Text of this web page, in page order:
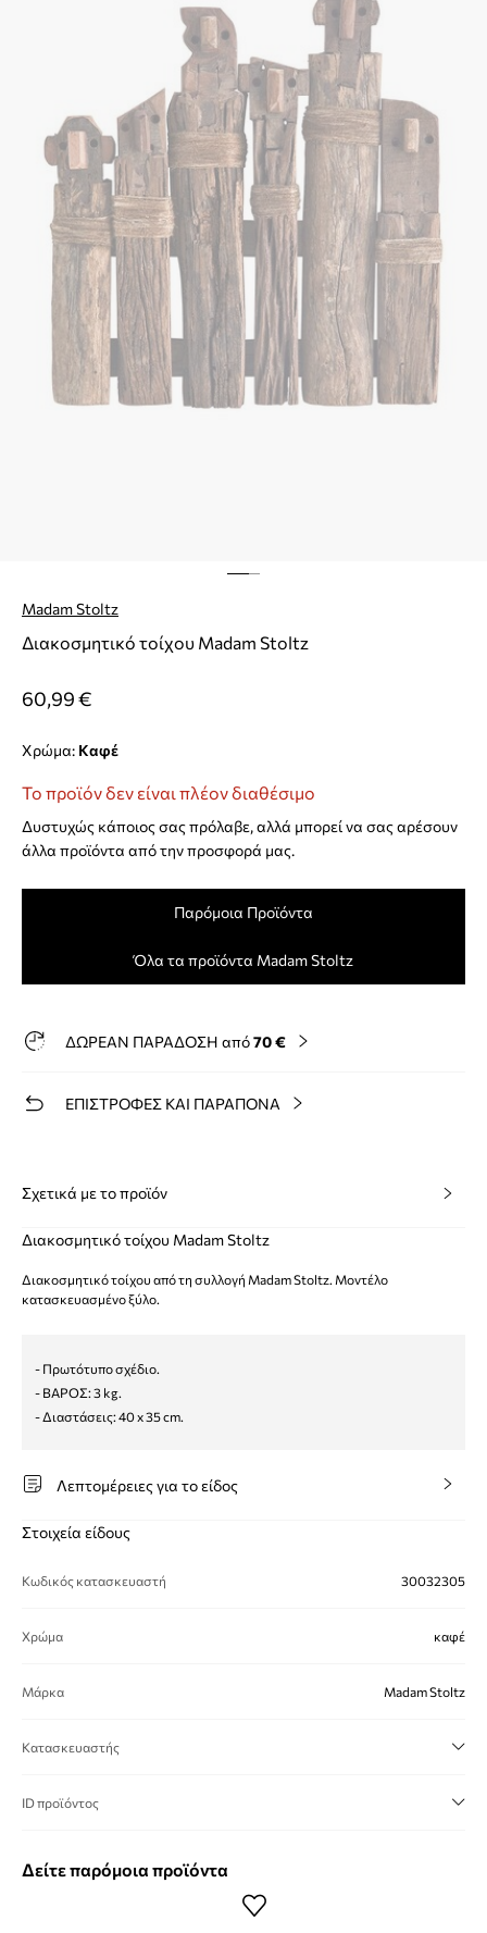
Madam Stoltz
Διακοσμητικό τοίχου Madam Stoltz
60,99 €
Χρώμα: καφέ
Το προϊόν δεν είναι πλέον διαθέσιμο
Δυστυχώς κάποιος σας πρόλαβε, αλλά μπορεί να σας αρέσουν
άλλα προϊόντα από την προσφορά μας.
Παρόμοια Προϊόντα
Όλα τα προϊόντα Madam Stoltz
ΔΩΡΕΑΝ ΠΑΡΑΔΟΣΗ από70 €
ΕΠΙΣΤΡΟΦΕΣ ΚΑΙ ΠΑΡΑΠΟΝΑ
Σχετικά με το προϊόν
Διακοσμητικό τοίχου Madam Stoltz
Διακοσμητικό τοίχου από τη συλλογή Madam Stoltz. Μοντέλο
κατασκευασμένο ξύλο.
- Πρωτότυπο σχέδιο.
- ΒΑΡΟΣ: 3 kg.
- Διαστάσεις: 40 x 35 cm.
Λεπτομέρειες για το είδος
Στοιχεία είδους
Κωδικός κατασκευαστή 30032305
Χρώμα καφέ
Μάρκα Madam Stoltz
Κατασκευαστής
ID προϊόντος
Δείτε παρόμοια προϊόντα